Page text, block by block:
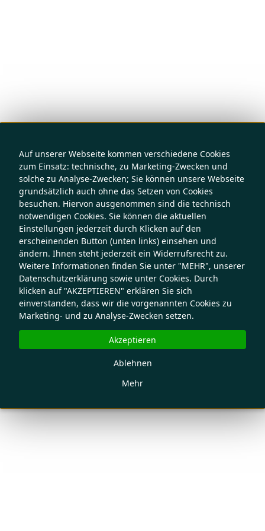
Auf unserer Webseite kommen verschiedene Cookies
zum Einsatz: technische, zu Marketing-Zwecken und
solche zu Analyse-Zwecken; Sie können unsere Webseite
grundsätzlich auch ohne das Setzen von Cookies
besuchen. Hiervon ausgenommen sind die technisch
notwendigen Cookies. Sie können die aktuellen
Einstellungen jederzeit durch Klicken auf den
erscheinenden Button (unten links) einsehen und
ändern. Ihnen steht jederzeit ein Widerrufsrecht zu.
Weitere Informationen finden Sie unter "MEHR", unserer
Datenschutzerklärung sowie unter Cookies. Durch
klicken auf "AKZEPTIEREN" erklären Sie sich
einverstanden, dass wir die vorgenannten Cookies zu
Marketing- und zu Analyse-Zwecken setzen.
Mehr
Ablehnen
Akzeptieren